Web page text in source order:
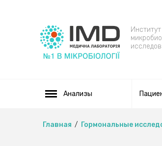
Институт
Анализы
Главная Гормональные